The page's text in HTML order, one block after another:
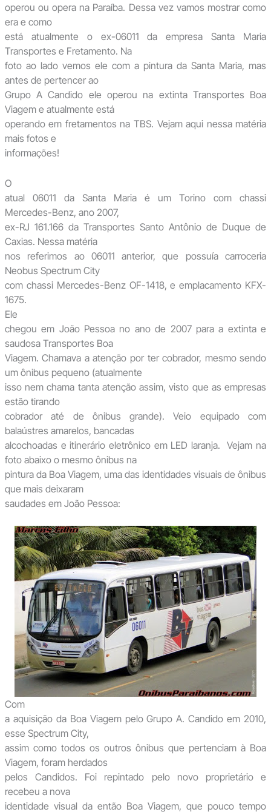
operou ou opera na Paraíba. Dessa vez vamos mostrar como
era e como
está atualmente o ex-06011 da empresa Santa Maria
Transportes e Fretamento. Na
foto ao lado vemos ele com a pintura da Santa Maria, mas
antes de pertencer ao
Grupo A Candido ele operou na extinta Transportes Boa
Viagem e atualmente está
operando em fretamentos na TBS. Vejam aqui nessa matéria
mais fotos e
informações!
O
atual 06011 da Santa Maria é um Torino com chassi
Mercedes-Benz, ano 2007,
ex-RJ 161.166 da Transportes Santo Antônio de Duque de
Caxias. Nessa matéria
nos referimos ao 06011 anterior, que possuía carroceria
Neobus Spectrum City
com chassi Mercedes-Benz OF-1418, e emplacamento KFX-
1675.
Ele
chegou em João Pessoa no ano de 2007 para a extinta e
saudosa Transportes Boa
Viagem. Chamava a atenção por ter cobrador, mesmo sendo
um ônibus pequeno (atualmente
isso nem chama tanta atenção assim, visto que as empresas
estão tirando
cobrador até de ônibus grande). Veio equipado com
balaústres amarelos, bancadas
alcochoadas e itinerário eletrônico em LED laranja. Vejam na
foto abaixo o mesmo ônibus na
pintura da Boa Viagem, uma das identidades visuais de ônibus
que mais deixaram
saudades em João Pessoa:
Com
a aquisição da Boa Viagem pelo Grupo A. Candido em 2010,
esse Spectrum City,
assim como todos os outros ônibus que pertenciam à Boa
Viagem, foram herdados
pelos Candidos. Foi repintado pelo novo proprietário e
recebeu a nova
identidade visual da então Boa Viagem, que pouco tempo